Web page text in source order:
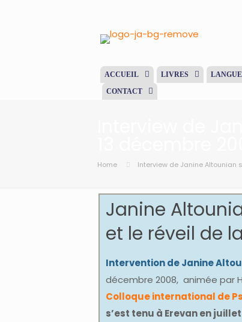
ACCUEIL LIVRES
CONTACT
Home Interview de Janine Altounian
Janine
et le réveil de
Intervention de Janine
décembre 2008, animée par
Colloque international de
s’est tenu à Erevan en juillet